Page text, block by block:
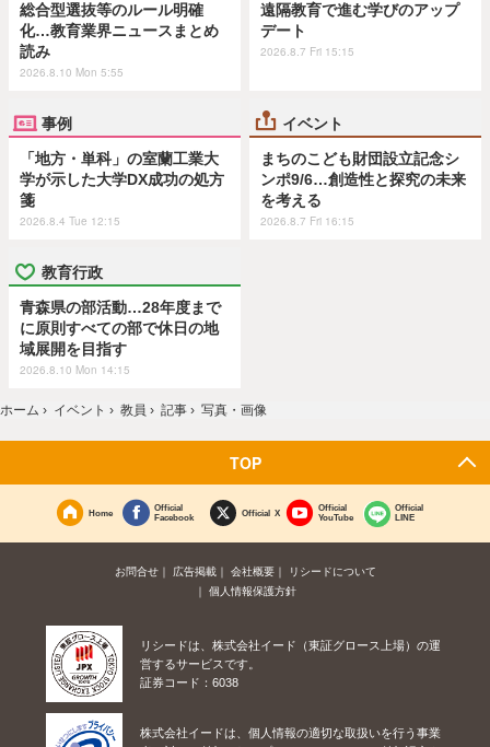
総合型選抜等のルール明確
化…教育業界ニュースまとめ
読み
2026.8.10 Mon 5:55
遠隔教育で進む学びのアップ
デート
2026.8.7 Fri 15:15
事例
「地方・単科」の室蘭工業大
学が示した大学DX成功の処方
箋
2026.8.4 Tue 12:15
イベント
まちのこども財団設立記念シ
ンポ9/6…創造性と探究の未来
を考える
2026.8.7 Fri 16:15
教育行政
青森県の部活動…28年度まで
に原則すべての部で休日の地
域展開を目指す
2026.8.10 Mon 14:15
ホーム › イベント › 教員 › 記事 › 写真・画像
TOP
Home
Official
Facebook
Official X
Official
YouTube
Official
LINE
お問合せ 広告掲載 会社概要
リシードについて
個人情報保護方針
リシードは、株式会社イード（東証グロース上場）の運
営するサービスです。
証券コード：6038
株式会社イードは、個人情報の適切な取扱いを行う事業